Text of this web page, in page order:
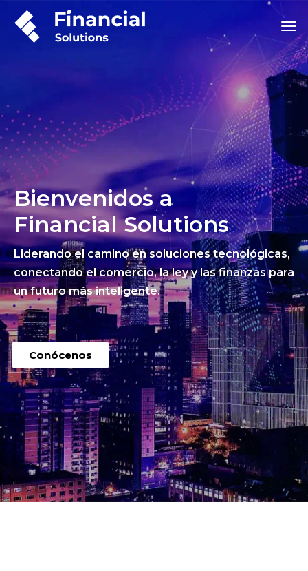
Bienvenidos a
Financial Solutions
Liderando el camino en soluciones tecnológicas,
conectando el comercio, la ley y las finanzas para
un futuro más inteligente.
Conócenos